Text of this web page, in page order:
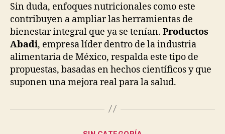
Sin duda, enfoques nutricionales como este
contribuyen a ampliar las herramientas de
bienestar integral que ya se tenían. Productos
Abadi, empresa líder dentro de la industria
alimentaria de México, respalda este tipo de
propuestas, basadas en hechos científicos y que
suponen una mejora real para la salud.
Categorías